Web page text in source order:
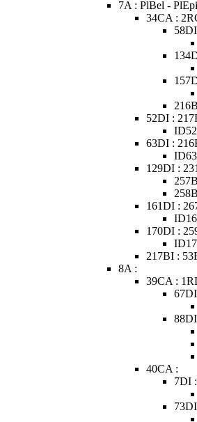
7A : PlBel - PlEpi
34CA :
52DI :
63DI :
129DI :
161DI :
170DI :
217BI :
8A :
39CA :
40CA :
7DI